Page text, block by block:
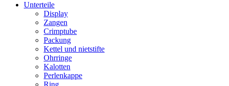
Unterteile
Display
Zangen
Crimptube
Packung
Kettel und nietstifte
Ohrringe
Kalotten
Perlenkappe
Ring